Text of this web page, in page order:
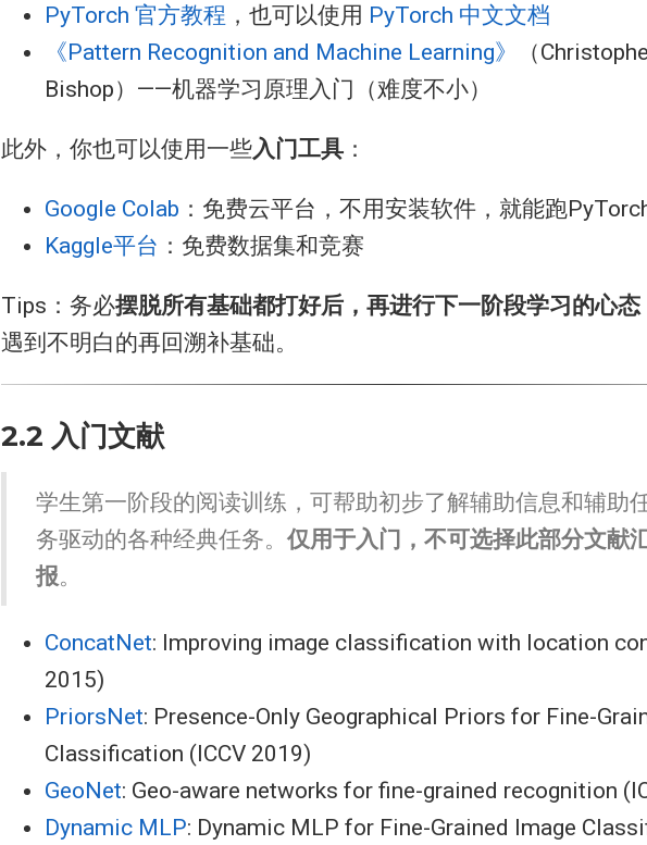
PyTorch 官方教程 ，也可以使用 PyTorch 中文文档
《Pattern Recognition and Machine Learning》
（
Bishop）——机器学习原理入门（难度不小）
此外，你也可以使用一些入门工具 ：
Google Colab ：免费云平台，不用安装软件，就能跑
Kaggle平台 ：免费数据集和竞赛
Tips：务必摆脱所有基础都打好后，再进行下一阶段学习的心态
遇到不明白的再回溯补基础。
2.2 入门文献
学生第一阶段的阅读训练，可帮助初步了解辅助信息和辅助
务驱动的各种经典任务。 仅用于入门，不可选择此部分文献
报。
ConcatNet: Improving image classification with location
2015)
PriorsNet: Presence-Only Geographical Priors for Fine-
Classification (ICCV 2019)
GeoNet: Geo-aware networks for fine-grained recognition
Dynamic MLP: Dynamic MLP for Fine-Grained Image